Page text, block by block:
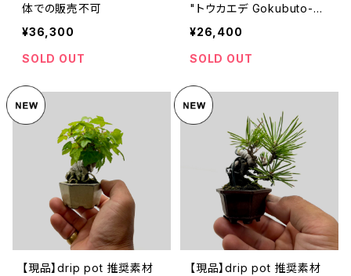
体での販売不可
¥36,300
SOLD OUT
"トウカエデ Gokubuto-un
eri"
¥26,400
SOLD OUT
【現品】drip pot 推奨素材
【現品】drip pot 推奨素材